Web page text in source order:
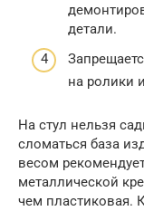
детали.
на ролики
На стул нельзя
сломаться база
весом
металлической
чем пластиковая.